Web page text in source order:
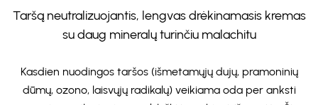
Taršą neutralizuojantis, lengvas drėkinamasis kremas
su daug mineralų turinčiu malachitu
Kasdien nuodingos taršos (išmetamųjų dujų, pramoninių
dūmų, ozono, laisvųjų radikalų) veikiama oda per anksti